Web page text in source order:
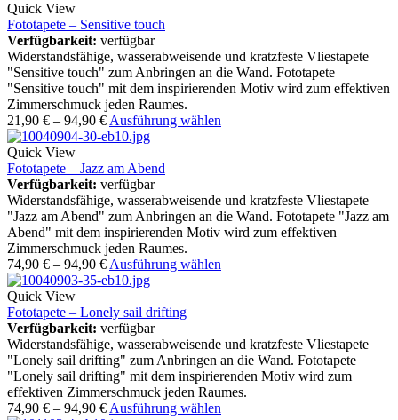
Quick View
Fototapete – Sensitive touch
Verfügbarkeit: verfügbar
Widerstandsfähige, wasserabweisende und kratzfeste Vliestapete
"Sensitive touch" zum Anbringen an die Wand. Fototapete
"Sensitive touch" mit dem inspirierenden Motiv wird zum effektiven
Zimmerschmuck jeden Raumes.
21,90 € – 94,90 € Ausführung wählen
Quick View
Fototapete – Jazz am Abend
Verfügbarkeit: verfügbar
Widerstandsfähige, wasserabweisende und kratzfeste Vliestapete
"Jazz am Abend" zum Anbringen an die Wand. Fototapete "Jazz am
Abend" mit dem inspirierenden Motiv wird zum effektiven
Zimmerschmuck jeden Raumes.
74,90 € – 94,90 € Ausführung wählen
Quick View
Fototapete – Lonely sail drifting
Verfügbarkeit: verfügbar
Widerstandsfähige, wasserabweisende und kratzfeste Vliestapete
"Lonely sail drifting" zum Anbringen an die Wand. Fototapete
"Lonely sail drifting" mit dem inspirierenden Motiv wird zum
effektiven Zimmerschmuck jeden Raumes.
74,90 € – 94,90 € Ausführung wählen